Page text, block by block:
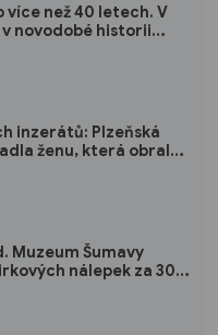
více než 40 letech. V
v novodobé historii
bělohubí
inzerátů: Plzeňská
ženu, která obrala
republice
Muzeum Šumavy
nálepek za 300